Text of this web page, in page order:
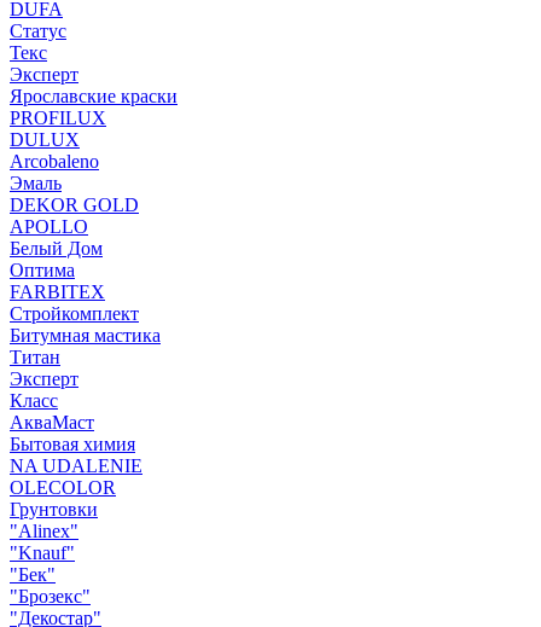
DUFA
Статус
Текс
Эксперт
Ярославские краски
PROFILUX
DULUX
Arcobaleno
Эмаль
DEKOR GOLD
APOLLO
Белый Дом
Оптима
FARBITEX
Стройкомплект
Битумная мастика
Титан
Эксперт
Класс
АкваМаст
Бытовая химия
NA UDALENIE
OLECOLOR
Грунтовки
"Alinex"
"Knauf"
"Бек"
"Брозекс"
"Декостар"